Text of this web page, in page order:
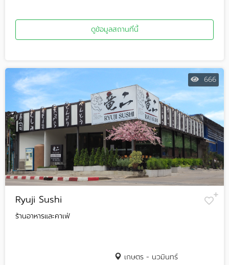
ดูข้อมูลสถานที่นี้
666
Ryuji Sushi
ร้านอาหารและคาเฟ่
เกษตร - นวมินทร์